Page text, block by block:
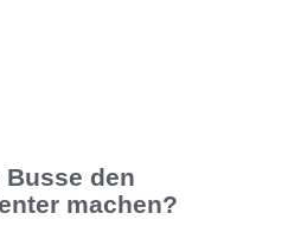
den
machen?